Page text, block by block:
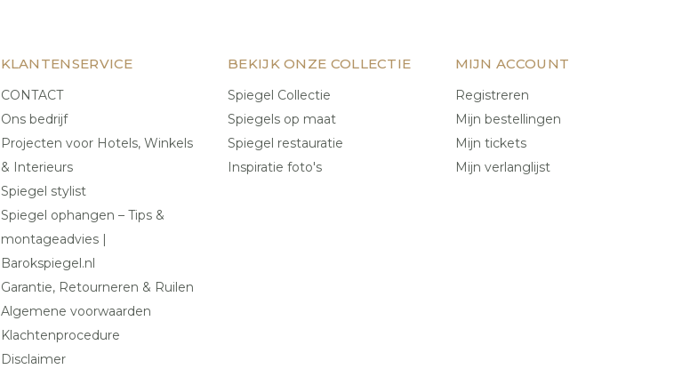
KLANTENSERVICE
CONTACT
Ons bedrijf
Projecten voor Hotels, Winkels
& Interieurs
Spiegel stylist
Spiegel ophangen – Tips &
montageadvies |
Barokspiegel.nl
Garantie, Retourneren & Ruilen
Algemene voorwaarden
Klachtenprocedure
Disclaimer
BEKIJK ONZE COLLECTIE
Spiegel Collectie
Spiegels op maat
Spiegel restauratie
Inspiratie foto's
MIJN ACCOUNT
Registreren
Mijn bestellingen
Mijn tickets
Mijn verlanglijst